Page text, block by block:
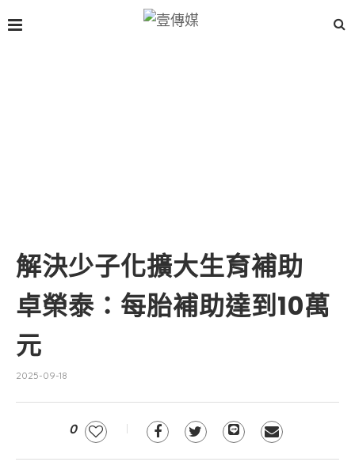
解決少子化擴大生育補助
卓榮泰：每胎補助達到10萬
元
2025-09-18
0